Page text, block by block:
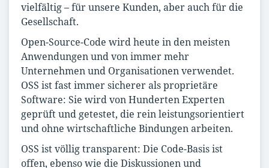
vielfältig – für unsere Kunden, aber auch für die
Gesellschaft.
Open-Source-Code wird heute in den meisten
Anwendungen und von immer mehr
Unternehmen und Organisationen verwendet.
OSS ist fast immer sicherer als proprietäre
Software: Sie wird von Hunderten Experten
geprüft und getestet, die rein leistungsorientiert
und ohne wirtschaftliche Bindungen arbeiten.
OSS ist völlig transparent: Die Code-Basis ist
offen, ebenso wie die Diskussionen und